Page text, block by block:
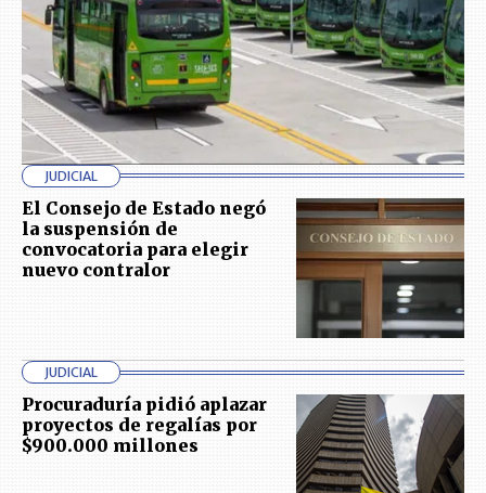
JUDICIAL
El Consejo de Estado negó
la suspensión de
convocatoria para elegir
nuevo contralor
JUDICIAL
Procuraduría pidió aplazar
proyectos de regalías por
$900.000 millones